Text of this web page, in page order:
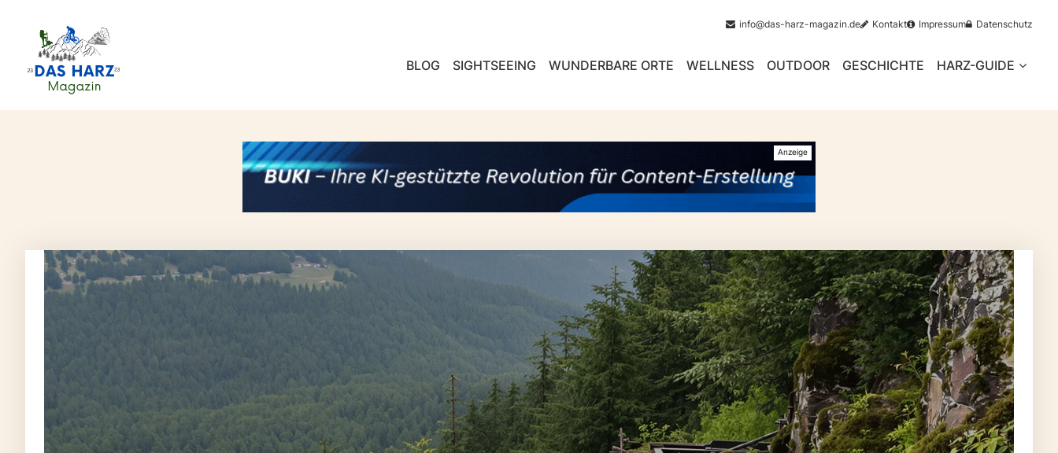
info@das-harz-magazin.de Kontakt Impressum Datenschutz
BLOG SIGHTSEEING WUNDERBARE ORTE WELLNESS OUTDOOR GESCHICHTE HARZ-GUIDE